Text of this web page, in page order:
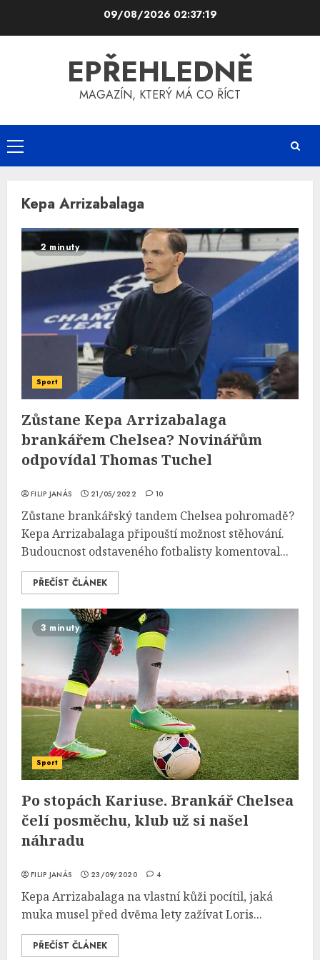
09/08/2026 02:37:19
EPŘEHLEDNĚ
MAGAZÍN, KTERÝ MÁ CO ŘÍCT
Primary
Menu
Kepa Arrizabalaga
2 minuty
Sport
Zůstane Kepa Arrizabalaga
brankářem Chelsea? Novinářům
odpovídal Thomas Tuchel
FILIP JANÁS 21/05/2022 10
Zůstane brankářský tandem Chelsea pohromadě?
Kepa Arrizabalaga připouští možnost stěhování.
Budoucnost odstaveného fotbalisty komentoval...
PŘEČÍST ČLÁNEK
3 minuty
Sport
Po stopách Kariuse. Brankář Chelsea
čelí posměchu, klub už si našel
náhradu
FILIP JANÁS 23/09/2020 4
Kepa Arrizabalaga na vlastní kůži pocítil, jaká
muka musel před dvěma lety zažívat Loris...
PŘEČÍST ČLÁNEK